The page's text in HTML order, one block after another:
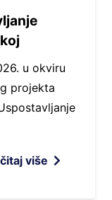
u okviru
projekta
više